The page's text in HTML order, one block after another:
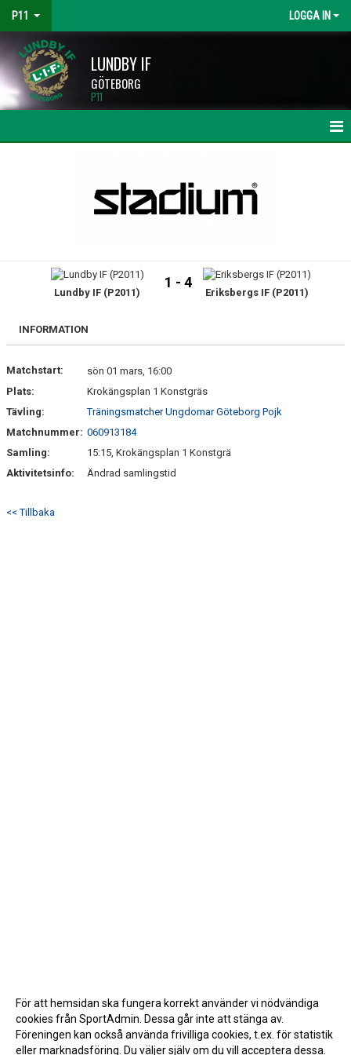
P11 LOGGA IN
LUNDBY IF
GÖTEBORG
P11
BILDGALLERI
KONTAKT
Lundby IF (P2011)
1 - 4
Eriksbergs IF (P2011)
INFORMATION
Matchstart:
sön 01 mars, 16:00
Plats:
Krokängsplan 1 Konstgräs
Tävling:
Träningsmatcher Ungdomar Göteborg Pojk
Matchnummer: 060913184
Samling:
15:15, Krokängsplan 1 Konstgrä
Aktivitetsinfo:
Ändrad samlingstid
<< Tillbaka
För att hemsidan ska fungera korrekt använder vi nödvändiga
cookies från SportAdmin. Dessa går inte att stänga av.
Föreningen kan också använda frivilliga cookies, t.ex. för statistik
eller marknadsföring. Du väljer själv om du vill acceptera dessa.